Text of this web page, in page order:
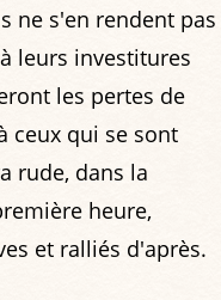
ne s'en rendent pas
leurs investitures
les pertes de
ceux qui se sont
rude, dans la
heure,
et ralliés d'après.